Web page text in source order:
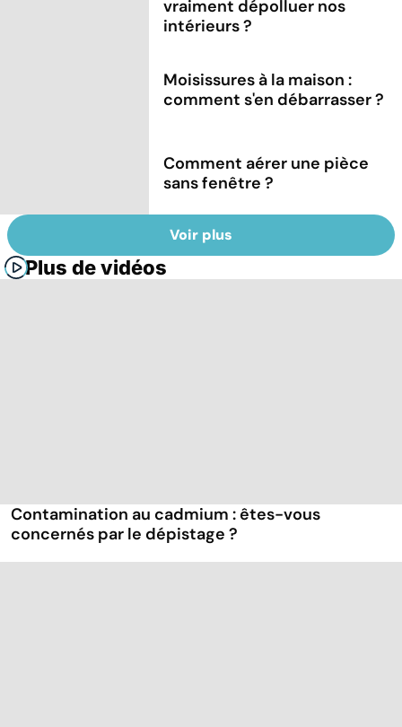
vraiment dépolluer nos
intérieurs ?
Moisissures à la maison :
comment s'en débarrasser ?
Comment aérer une pièce
sans fenêtre ?
Voir plus
Plus de vidéos
Contamination au cadmium : êtes-vous
concernés par le dépistage ?